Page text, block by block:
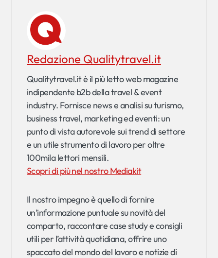
Redazione Qualitytravel.it
Qualitytravel.it è il più letto web magazine
indipendente b2b della travel & event
industry. Fornisce news e analisi su turismo,
business travel, marketing ed eventi: un
punto di vista autorevole sui trend di settore
e un utile strumento di lavoro per oltre
100mila lettori mensili.
Scopri di più nel nostro Mediakit
Il nostro impegno è quello di fornire
un’informazione puntuale su novità del
comparto, raccontare case study e consigli
utili per l’attività quotidiana, offrire uno
spaccato del mondo del lavoro e notizie di